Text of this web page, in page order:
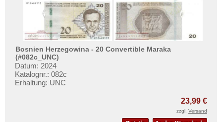
Impressum
Bosnien Herzegowina - 20 Convertible Maraka
(#082c_UNC)
Datum: 2024
Katalognr.: 082c
Erhaltung: UNC
23,99 €
zzgl. Versand